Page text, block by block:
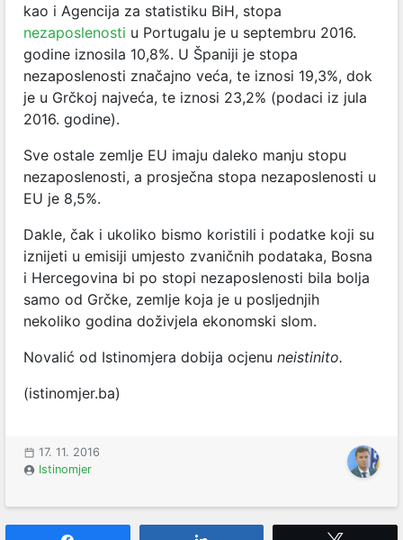
kao i Agencija za statistiku BiH, stopa
nezaposlenosti u Portugalu je u septembru 2016.
godine iznosila 10,8%. U Španiji je stopa
nezaposlenosti značajno veća, te iznosi 19,3%, dok
je u Grčkoj najveća, te iznosi 23,2% (podaci iz jula
2016. godine).
Sve ostale zemlje EU imaju daleko manju stopu
nezaposlenosti, a prosječna stopa nezaposlenosti u
EU je 8,5%.
Dakle, čak i ukoliko bismo koristili i podatke koji su
iznijeti u emisiji umjesto zvaničnih podataka, Bosna
i Hercegovina bi po stopi nezaposlenosti bila bolja
samo od Grčke, zemlje koja je u posljednjih
nekoliko godina doživjela ekonomski slom.
Novalić od Istinomjera dobija ocjenu neistinito.
(istinomjer.ba)
17. 11. 2016
Istinomjer